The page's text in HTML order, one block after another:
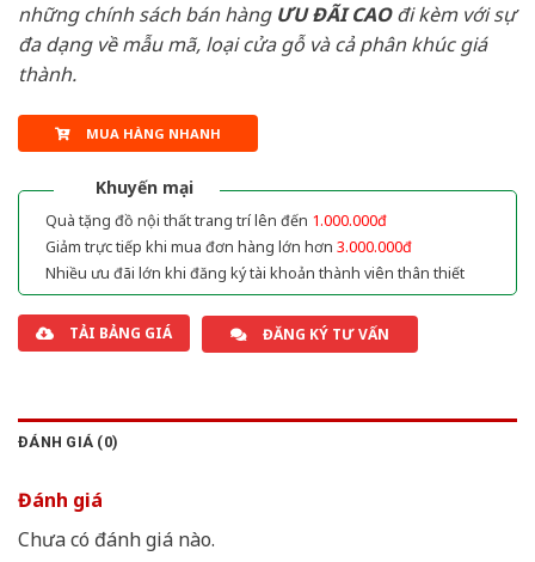
những chính sách bán hàng ƯU ĐÃI CAOđi kèm với sự
đa dạng về mẫu mã, loại cửa gỗ và cả phân khúc giá
thành.
MUA HÀNG NHANH
Khuyến mại
Quà tặng đồ nội thất trang trí lên đến 1.000.000đ
Giảm trực tiếp khi mua đơn hàng lớn hơn 3.000.000đ
Nhiều ưu đãi lớn khi đăng ký tài khoản thành viên thân thiết
TẢI BẢNG GIÁ ĐĂNG KÝ TƯ VẤN
ĐÁNH GIÁ (0)
Đánh giá
Chưa có đánh giá nào.